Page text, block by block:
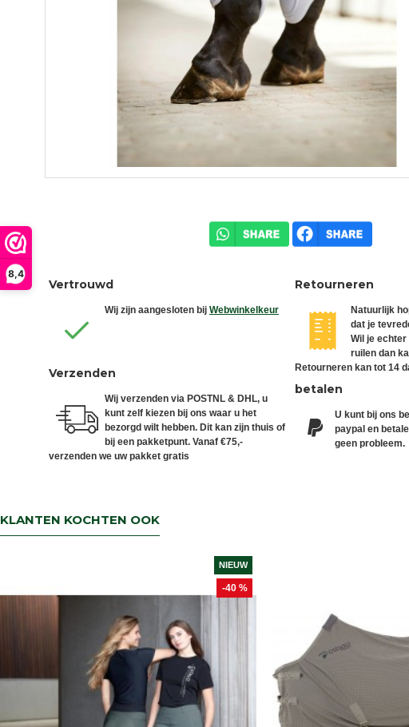
8,4
Vertrouwd
Wij zijn aangesloten bij Webwinkelkeur
Verzenden
Wij verzenden via POSTNL & DHL, u
kunt zelf kiezen bij ons waar u het
bezorgd wilt hebben. Dit kan zijn thuis of
bij een pakketpunt. Vanaf €75,-
verzenden we uw pakket gratis
Retourneren
Natuurlijk
dat je
Wil je
ruilen dan
Retourneren kan tot 14
betalen
U kunt bij ons
paypal en
geen probleem.
KLANTEN KOCHTEN OOK
NIEUW
-40 %